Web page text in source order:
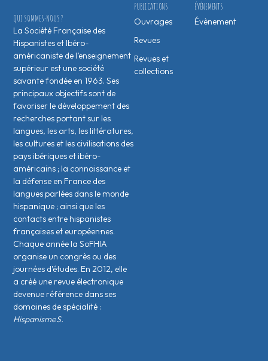
ÉVÉNEMENTS
Évènement
PUBLICATIONS
Ouvrages
Revues
Revues et
collections
QUI SOMMES-NOUS ?
La Société Française des
Hispanistes et Ibéro-
américaniste de l’enseignement
supérieur est une société
savante fondée en 1963. Ses
principaux objectifs sont de
favoriser le développement des
recherches portant sur les
langues, les arts, les littératures,
les cultures et les civilisations des
pays ibériques et ibéro-
américains ; la connaissance et
la défense en France des
langues parlées dans le monde
hispanique ; ainsi que les
contacts entre hispanistes
français·es et européen·nes.
Chaque année la SoFHIA
organise un congrès ou des
journées d’études. En 2012, elle
a créé une revue électronique
devenue référence dans ses
domaines de spécialité :
HispanismeS.